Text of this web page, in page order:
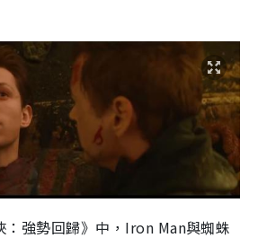
：強勢回歸》中，Iron Man與蜘蛛